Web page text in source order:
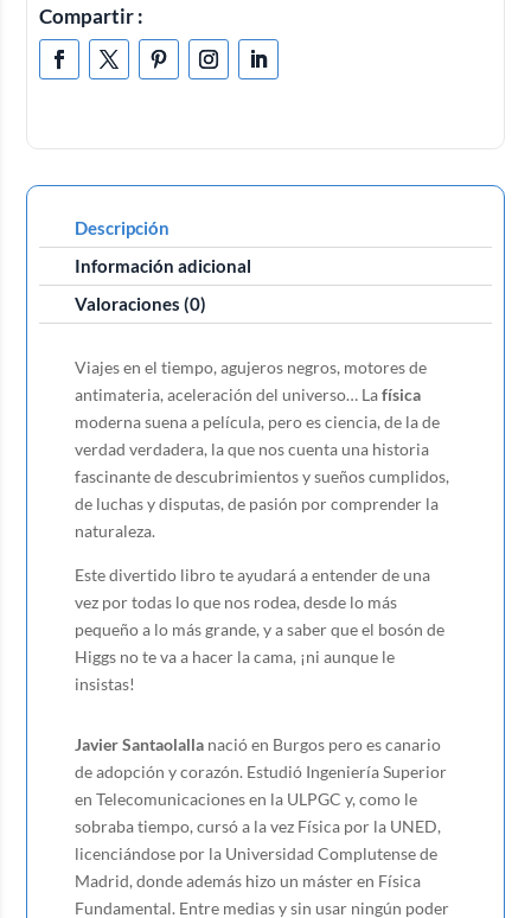
Compartir :
Descripción
Información adicional
Valoraciones (0)
Viajes en el tiempo, agujeros negros, motores de
antimateria, aceleración del universo… Lafísica
moderna suena a película, pero es ciencia, de la de
verdad verdadera, la que nos cuenta una historia
fascinante de descubrimientos y sueños cumplidos,
de luchas y disputas, de pasión por comprender la
naturaleza.
Este divertido libro te ayudará a entender de una
vez por todas lo que nos rodea, desde lo más
pequeño a lo más grande, y a saber que el bosón de
Higgs no te va a hacer la cama, ¡ni aunque le
insistas!
Javier Santaolalla nació en Burgos pero es canario
de adopción y corazón. Estudió Ingeniería Superior
en Telecomunicaciones en la ULPGC y, como le
sobraba tiempo, cursó a la vez Física por la UNED,
licenciándose por la Universidad Complutense de
Madrid, donde además hizo un máster en Física
Fundamental. Entre medias y sin usar ningún poder